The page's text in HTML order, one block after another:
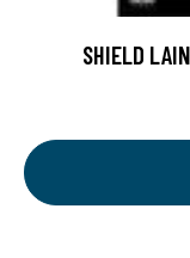
SHIELD